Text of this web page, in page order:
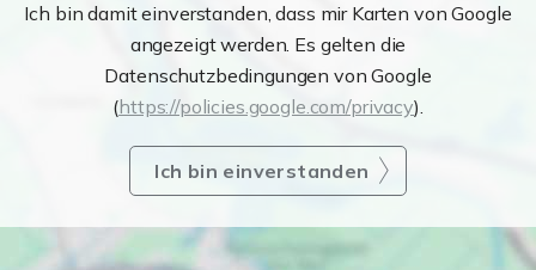
Ich bin damit einverstanden, dass mir Karten von Google
angezeigt werden. Es gelten die
Datenschutzbedingungen von Google
(https://policies.google.com/privacy).
Ich bin einverstanden